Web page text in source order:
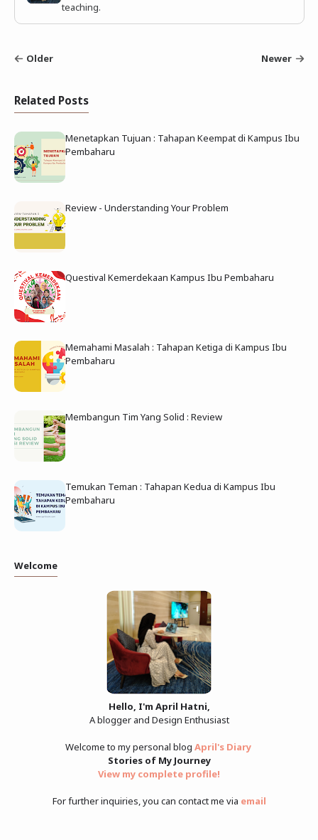
teaching.
Older Newer
Related Posts
Menetapkan Tujuan : Tahapan Keempat di Kampus Ibu
Pembaharu
Review - Understanding Your Problem
Questival Kemerdekaan Kampus Ibu Pembaharu
Memahami Masalah : Tahapan Ketiga di Kampus Ibu
Pembaharu
Membangun Tim Yang Solid : Review
Temukan Teman : Tahapan Kedua di Kampus Ibu
Pembaharu
Welcome
Hello, I'm April Hatni,
A blogger and Design Enthusiast
Welcome to my personal blog April's Diary
Stories of My Journey
View my complete profile!
For further inquiries, you can contact me via email